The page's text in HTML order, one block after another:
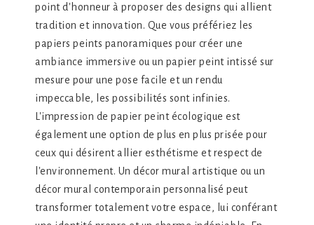
point d'honneur à proposer des designs qui allient
tradition et innovation. Que vous préfériez les
papiers peints panoramiques pour créer une
ambiance immersive ou un papier peint intissé sur
mesure pour une pose facile et un rendu
impeccable, les possibilités sont infinies.
L'impression de papier peint écologique est
également une option de plus en plus prisée pour
ceux qui désirent allier esthétisme et respect de
l'environnement. Un décor mural artistique ou un
décor mural contemporain personnalisé peut
transformer totalement votre espace, lui conférant